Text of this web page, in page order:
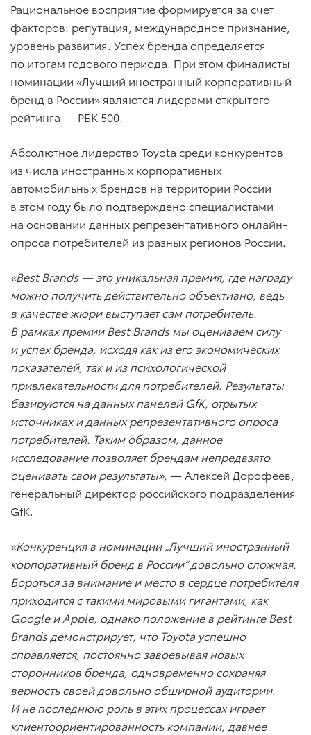
Рациональное восприятие формируется за счет
факторов: репутация, международное признание,
уровень развития. Успех бренда определяется
по итогам годового периода. При этом финалисты
номинации «Лучший иностранный корпоративный
бренд в России» являются лидерами открытого
рейтинга — РБК 500.
Абсолютное лидерство Toyota среди конкурентов
из числа иностранных корпоративных
автомобильных брендов на территории России
в этом году было подтверждено специалистами
на основании данных репрезентативного онлайн-
опроса потребителей из разных регионов России.
«Best Brands— это уникальная премия, где награду
можно получить действительно объективно, ведь
в качестве жюри выступает сам потребитель.
В рамках премии Best Brandsмы оцениваем силу
и успех бренда, исходя как из его экономических
показателей, так и из психологической
привлекательности для потребителей. Результаты
базируются на данных панелей GfK, отрытых
источниках и данных репрезентативного опроса
потребителей. Таким образом, данное
исследование позволяет брендам непредвзято
оценивать свои результаты», — Алексей Дорофеев,
генеральный директор российского подразделения
GfK.
«Конкуренция в номинации „Лучший иностранный
корпоративный бренд в России“ довольно сложная.
Бороться за внимание и место в сердце потребителя
приходится с такими мировыми гигантами, как
GoogleиApple, однако положение в рейтинге Best
Brandsдемонстрирует, что Toyotaуспешно
справляется, постоянно завоевывая новых
сторонников бренда, одновременно сохраняя
верность своей довольно обширной аудитории.
И не последнюю роль в этих процессах играет
клиентоориентированность компании, давнее